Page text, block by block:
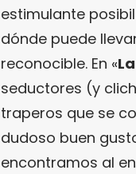
estimulante
dónde puede
reconocible. En «
seductores (y
traperos que se
dudoso buen
encontramos al